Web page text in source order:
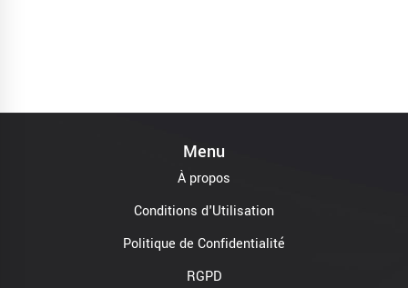
Menu
À propos
Conditions d'Utilisation
Politique de Confidentialité
RGPD